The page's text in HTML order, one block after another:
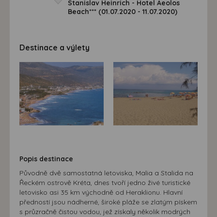
Stanislav Heinrich - Hotel Aeolos
Beach*** (01.07.2020 - 11.07.2020)
Destinace a výlety
Popis destinace
Původně dvě samostatná letoviska, Malia a Stalida na
Řeckém ostrově Kréta, dnes tvoří jedno živé turistické
letovisko asi 35 km východně od Heraklionu. Hlavní
předností jsou nádherné, široké pláže se zlatým pískem
s průzračně čistou vodou, jež získaly několik modrých